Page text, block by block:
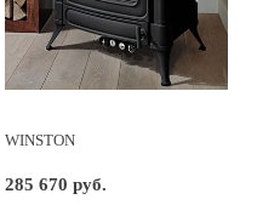
WINSTON
285 670 руб.